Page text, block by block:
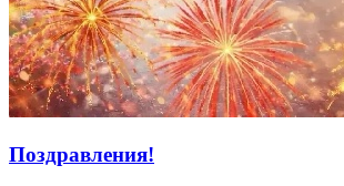
Поздравления!